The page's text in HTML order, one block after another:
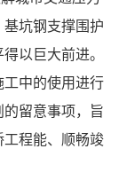
坑钢支撑围护
以巨大前进。
工中的使用进行
留意事项，旨
程能、顺畅竣